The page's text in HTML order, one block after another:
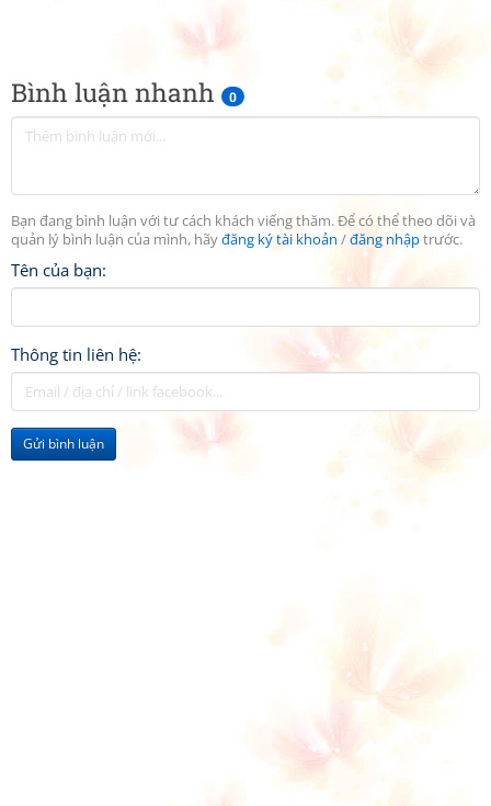
Bình luận nhanh 0
Bạn đang bình luận với tư cách khách viếng thăm. Để có thể theo dõi và
quản lý bình luận của mình, hãyđăng ký tài khoản /đăng nhậptrước.
Tên của bạn:
Thông tin liên hệ:
Gửi bình luận